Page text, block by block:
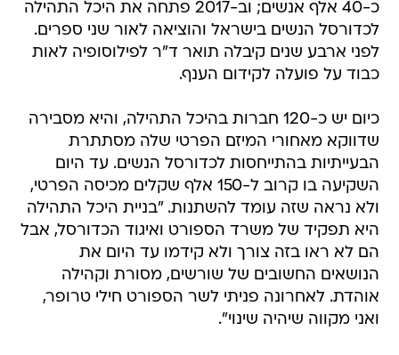
כ-40 אלף אנשים; וב-2017 פתחה את היכל התהילה
לכדורסל הנשים בישראל והוציאה לאור שני ספרים.
לפני ארבע שנים קיבלה תואר ד"ר לפילוסופיה לאות
כבוד על פועלה לקידום הענף.
כיום יש כ-120 חברות בהיכל התהילה, והיא מסבירה
שדווקא מאחורי המיזם הפרטי שלה מסתתרת
הבעייתיות בהתייחסות לכדורסל הנשים. עד היום
השקיעה בו קרוב ל-150 אלף שקלים מכיסה הפרטי,
ולא נראה שזה עומד להשתנות. "בניית היכל התהילה
היא תפקיד של משרד הספורט ואיגוד הכדורסל, אבל
הם לא ראו בזה צורך ולא קידמו עד היום את
הנושאים החשובים של שורשים, מסורת וקהילה
אוהדת. לאחרונה פניתי לשר הספורט חילי טרופר,
ואני מקווה שיהיה שינוי".